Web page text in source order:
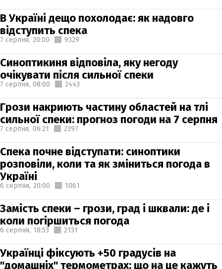
В Україні дещо похолодає: як надовго
відступить спека
7 серпня, 20:00 9329
Синоптикиня відповіла, яку негоду
очікувати після сильної спеки
7 серпня, 08:00 2443
Грози накриють частину областей на тлі
сильної спеки: прогноз погоди на 7 серпня
7 серпня, 06:21 2397
Спека почне відступати: синоптики
розповіли, коли та як зміниться погода в
Україні
6 серпня, 20:00 1061
Замість спеки – грози, град і шквали: де і
коли погіршиться погода
6 серпня, 18:53 2131
Українці фіксують +50 градусів на
"домашніх" термометрах: що на це кажуть